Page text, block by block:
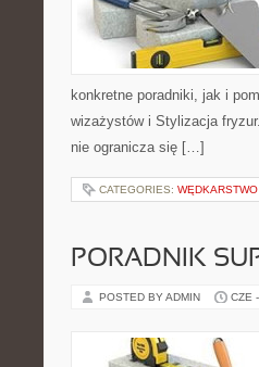
konkretne poradniki, jak i
wizażystów i Stylizacja
nie ogranicza się […]
CATEGORIES:
PORADNIK
POSTED BY ADMIN CZE